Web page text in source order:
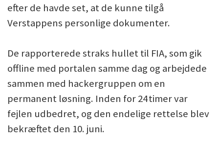
efter de havde set, at de kunne tilgå
Verstappens personlige dokumenter.
De rapporterede straks hullet til FIA, som gik
offline med portalen samme dag og arbejdede
sammen med hackergruppen om en
permanent løsning. Inden for 24 timer var
fejlen udbedret, og den endelige rettelse blev
bekræftet den 10. juni.